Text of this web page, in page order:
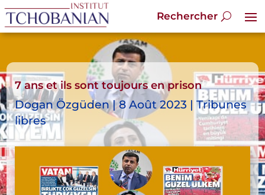
7 ans et ils sont toujours en prison
Dogan Özgüden | 8 Août 2023 | Tribunes
libres